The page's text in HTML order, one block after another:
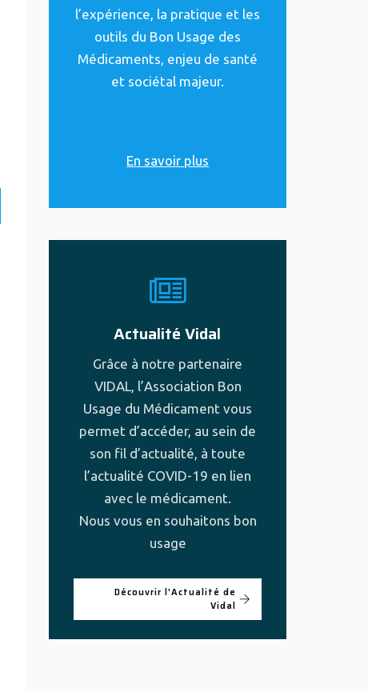
l’expérience, la pratique et les
outils du Bon Usage des
Médicaments, enjeu de santé
et sociétal majeur.
En savoir plus
Actualité Vidal
Grâce à notre partenaire
VIDAL, l’Association Bon
Usage du Médicament vous
permet d’accéder, au sein de
son fil d’actualité, à toute
l’actualité COVID-19 en lien
avec le médicament.
Nous vous en souhaitons bon
usage
Découvrir l'Actualité de
Vidal